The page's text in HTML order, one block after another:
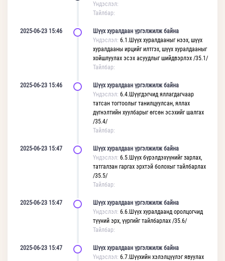
Үндэслэл:
Тайлбар:
2025-06-23 15:46
Шүүх хуралдаан үргэлжилж байна
Үндэслэл: 6.1.Шүүх хуралдааныг нээх, шүүх
хуралдааны ирцийг илтгэх, шүүх хуралдааныг
хойшлуулах эсэх асуудлыг шийдвэрлэх /35.1/
Тайлбар:
2025-06-23 15:46
Шүүх хуралдаан үргэлжилж байна
Үндэслэл: 6.4.Шүүгдэгчид яллагдагчаар
татсан тогтоолыг танилцуулсан, яллах
дүгнэлтийн хуулбарыг өгсөн эсэхийг шалгах
/35.4/
Тайлбар:
2025-06-23 15:47
Шүүх хуралдаан үргэлжилж байна
Үндэслэл: 6.5.Шүүх бүрэлдэхүүнийг зарлах,
татгалзан гаргах эрхтэй болохыг тайлбарлах
/35.5/
Тайлбар:
2025-06-23 15:47
Шүүх хуралдаан үргэлжилж байна
Үндэслэл: 6.6.Шүүх хуралдаанд оролцогчид
түүний эрх, үүргийг тайлбарлах /35.6/
Тайлбар:
2025-06-23 15:47
Шүүх хуралдаан үргэлжилж байна
Үндэслэл: 6.7.Шүүхийн хэлэлцүүлэг явуулах